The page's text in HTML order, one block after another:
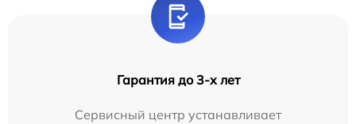
Гарантия до 3-х лет
Сервисный центр устанавливает